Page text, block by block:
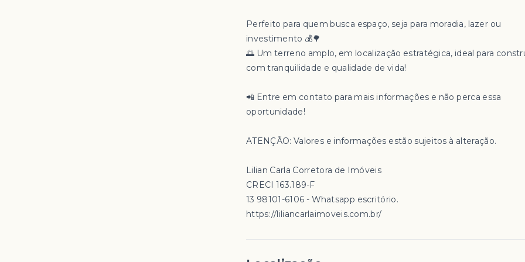
Perfeito para quem busca espaço, seja para moradia, lazer ou
investimento 💰🌳
🌅 Um terreno amplo, em localização estratégica, ideal para
com tranquilidade e qualidade de vida!
📲 Entre em contato para mais informações e não perca essa
oportunidade!
ATENÇÃO: Valores e informações estão sujeitos à alteração.
Lilian Carla Corretora de Imóveis
CRECI 163.189-F
13 98101-6106 - Whatsapp escritório.
https://liliancarlaimoveis.com.br/